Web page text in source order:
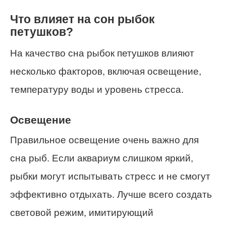
Что влияет на сон рыбок
петушков?
На качество сна рыбок петушков влияют
несколько факторов, включая освещение,
температуру воды и уровень стресса.
Освещение
Правильное освещение очень важно для
сна рыб. Если аквариум слишком яркий,
рыбки могут испытывать стресс и не смогут
эффективно отдыхать. Лучше всего создать
световой режим, имитирующий